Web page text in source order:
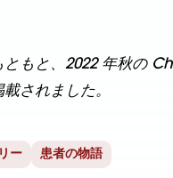
ともと、2022 年秋の
されました。
ー 患者の物語